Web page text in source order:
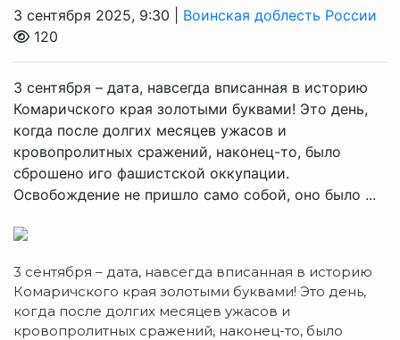
3 сентября 2025, 9:30 | Воинская доблесть России
120
3 сентября – дата, навсегда вписанная в историю
Комаричского края золотыми буквами! Это день,
когда после долгих месяцев ужасов и
кровопролитных сражений, наконец-то, было
сброшено иго фашистской оккупации.
Освобождение не пришло само собой, оно было ...
3 сентября – дата, навсегда вписанная в историю
Комаричского края золотыми буквами! Это день,
когда после долгих месяцев ужасов и
кровопролитных сражений, наконец-то, было